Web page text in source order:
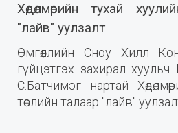
Хөдөлмөрийн тухай
"лайв" уулзалт
Өмгөөллийн Сноу Хилл
гүйцэтгэх захирал
С.Батчимэг нартай
төслийн талаар "лайв"